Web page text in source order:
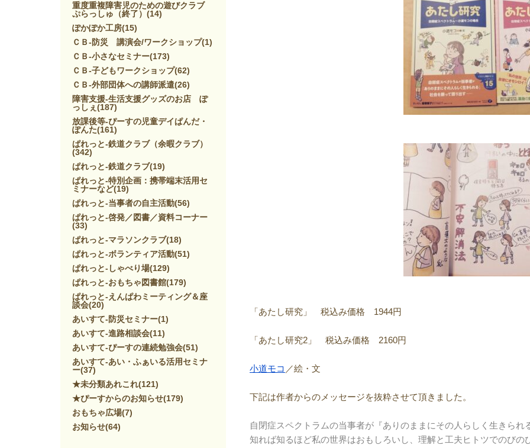
「あたし研究」 税込み価格 1944円
「あたし研究2」 税込み価格 2160円
小道モコ ／絵・文
下記は作者からのメッセージを抜粋させて頂きました。
自閉症スペクトラムの当事者が『ありのままにその人らしく生きられ
知れば知るほど私の世界はおもしろいし、理解と工夫ヒトツでのびの
重度重複障害児のための遊びクラブ
ぷらっしゅ（終了） (14)
ぽかぽか工房(15)
ＣＢ-防災 講演会/ワークショップ(1)
ＣＢ-小さなセミナー(173)
ＣＢ-子どもワークショップ(62)
ＣＢ-外部団体への講師派遣(26)
障害支援-生活支援グッズのお店 ぽ
っしぇ (187)
放課後等-ぴーすの児童デイぱんだ・
ぽんた(161)
ぱれっと-鉄道クラブ（余暇クラブ）
(342)
ぱれっと-鉄道クラブ(19)
ぱれっと-特別企画：携帯端末活用セ
ミナーなど(19)
ぱれっと-当事者の自主活動(56)
ぱれっと-啓発／図書／資料コーナー
(33)
ぱれっと-マラソンクラブ(18)
ぱれっと-ボランティア活動(51)
ぱれっと-しゃべり場(129)
ぱれっと-おもちゃ図書館(179)
ぱれっと-えんぱわミーティング＆座
談会(20)
あいすて-防災セミナー(1)
あいすて-進路相談会(11)
あいすて-ぴーすの連続勉強会(51)
あいすて-あい・ふぁいる活用セミナ
ー(37)
★未分類あれこれ(121)
★ぴーすからのお知らせ(179)
おもちゃ広場(7)
お知らせ(64)